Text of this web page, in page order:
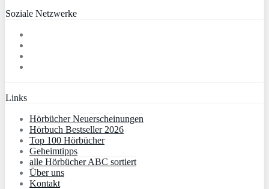
Soziale Netzwerke
Links
Hörbücher Neuerscheinungen
Hörbuch Bestseller 2026
Top 100 Hörbücher
Geheimtipps
alle Hörbücher ABC sortiert
Über uns
Kontakt